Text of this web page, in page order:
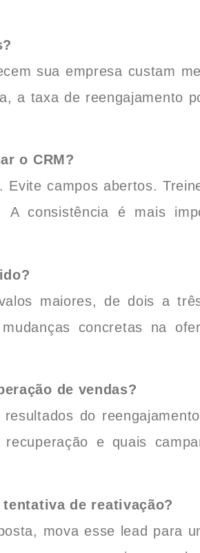
sua empresa custam
a taxa de reengajamento
o CRM?
campos abertos.
A consistência é mais
maiores, de dois a
concretas na
de vendas?
do
e quais
de reativação?
mova esse lead para